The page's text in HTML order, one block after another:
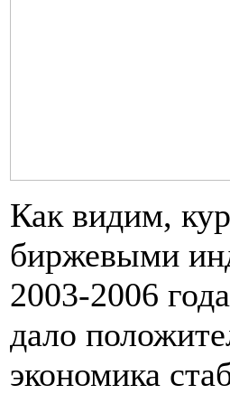
Как видим,
биржевыми
2003-2006
дало
экономика